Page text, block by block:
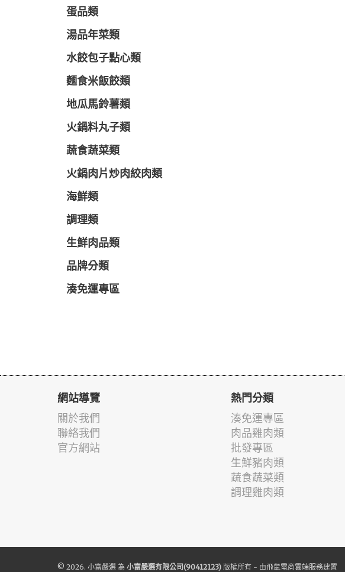
蛋品類
湯品年菜類
水餃包子點心類
麵食米飯餃類
地瓜馬鈴薯類
火鍋料丸子類
蔬食蔬菜類
火鍋肉片炒肉絞肉類
海鮮類
調理類
生鮮肉品類
品牌分類
湊免運專區
網站導覽
關於我們
聯絡我們
官方網站
熱門分類
湊免運專區
肉品雞肉類
批發專區
生鮮豬肉類
蔬食蔬菜類
調理雞肉類
© 2026. 小富嚴選 為 小富嚴選有限公司(90412123) 版權所有 - 由飛鼠電商雲端服務建置